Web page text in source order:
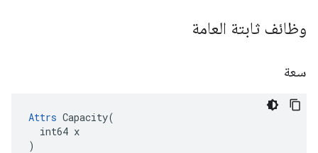
وظائف ثابتة العامة
سعة
Attrs Capacity(
  int64 x
)